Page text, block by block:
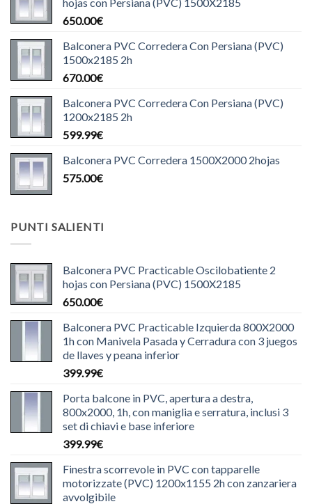
650.00€
Balconera PVC Corredera Con Persiana (PVC)
1500x2185 2h
670.00€
Balconera PVC Corredera Con Persiana (PVC)
1200x2185 2h
599.99€
Balconera PVC Corredera 1500X2000 2hojas
575.00€
PUNTI SALIENTI
Balconera PVC Practicable Oscilobatiente 2
hojas con Persiana (PVC) 1500X2185
650.00€
Balconera PVC Practicable Izquierda 800X2000
1h con Manivela Pasada y Cerradura con 3 juegos
de llaves y peana inferior
399.99€
Porta balcone in PVC, apertura a destra,
800x2000, 1h, con maniglia e serratura, inclusi 3
set di chiavi e base inferiore
399.99€
Finestra scorrevole in PVC con tapparelle
motorizzate (PVC) 1200x1155 2h con zanzariera
avvolgibile